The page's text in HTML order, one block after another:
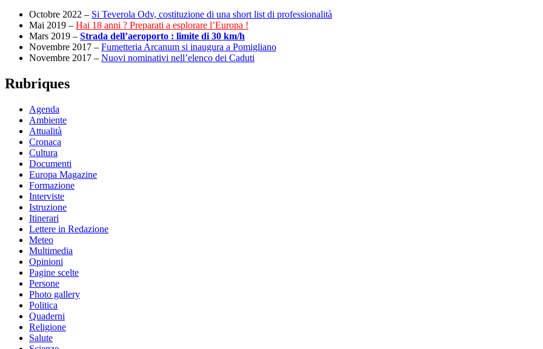
Octobre 2022 – Si Teverola Odv, costituzione di una short list di professionalità
Mai 2019 – Hai 18 anni ? Preparati a esplorare l’Europa !
Mars 2019 – Strada dell’aeroporto : limite di 30 km/h
Novembre 2017 – Fumetteria Arcanum si inaugura a Pomigliano
Novembre 2017 – Nuovi nominativi nell’elenco dei Caduti
Rubriques
Agenda
Ambiente
Attualità
Cronaca
Cultura
Documenti
Europa Magazine
Formazione
Interviste
Istruzione
Itinerari
Lettere in Redazione
Meteo
Multimedia
Opinioni
Pagine scelte
Persone
Photo gallery
Politica
Quaderni
Religione
Salute